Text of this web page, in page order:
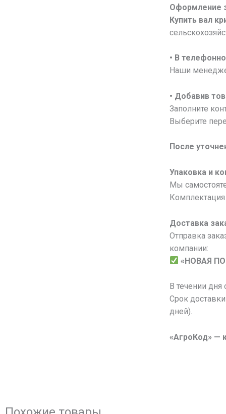
Оформление
Купить вал
• В
Наши
• Добавив
Заполните
Выберите
После
Упаковка и
Мы
Доставка
Отправка
компании:
«НОВАЯ
В течении
Срок
дней).
«АгроКод» —